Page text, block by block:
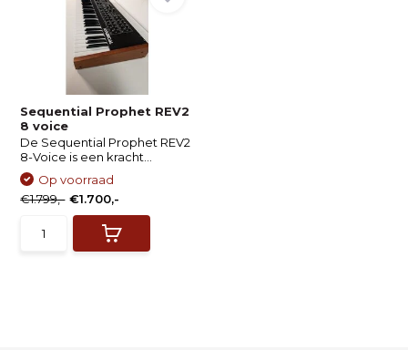
Sequential Prophet REV2
8 voice
De Sequential Prophet REV2
8-Voice is een kracht...
Op voorraad
€1.799,- €1.700,-